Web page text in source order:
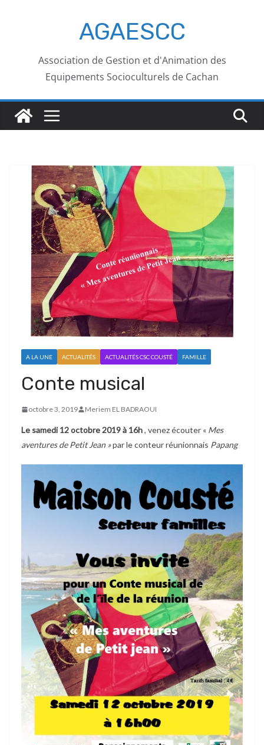
AGAESCC
Association de Gestion et d'Animation des
Equipements Socioculturels de Cachan
A LA UNE ACTUALITÉS ACTUALITÉS CSC COUSTÉ FAMILLE
Conte musical
octobre 3, 2019 Meriem EL BADRAOUI
Le samedi 12 octobre 2019 à 16h, venez écouter « Mes
aventures de Petit Jean »par le conteur réunionnais Papang